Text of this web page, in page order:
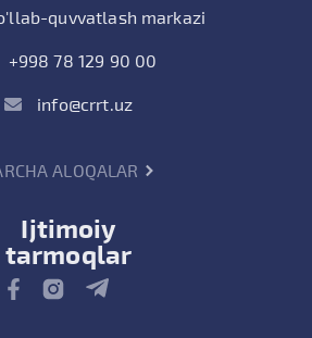
quvvatlash markazi
+998 78 129 90 00
info@crrt.uz
ALOQALAR
Ijtimoiy
tarmoqlar